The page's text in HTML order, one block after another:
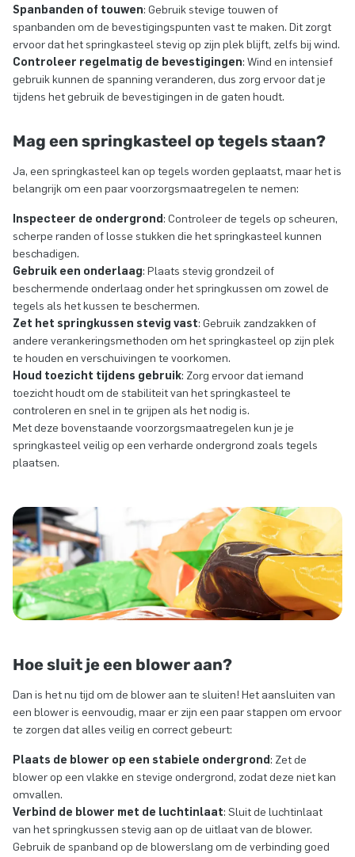
Spanbanden of touwen: Gebruik stevige touwen of
spanbanden om de bevestigingspunten vast te maken. Dit zorgt
ervoor dat het springkasteel stevig op zijn plek blijft, zelfs bij wind.
Controleer regelmatig de bevestigingen: Wind en intensief
gebruik kunnen de spanning veranderen, dus zorg ervoor dat je
tijdens het gebruik de bevestigingen in de gaten houdt.
Mag een springkasteel op tegels staan?
Ja, een springkasteel kan op tegels worden geplaatst, maar het is
belangrijk om een paar voorzorgsmaatregelen te nemen:
Inspecteer de ondergrond: Controleer de tegels op scheuren,
scherpe randen of losse stukken die het springkasteel kunnen
beschadigen.
Gebruik een onderlaag: Plaats stevig grondzeil of
beschermende onderlaag onder het springkussen om zowel de
tegels als het kussen te beschermen.
Zet het springkussen stevig vast: Gebruik zandzakken of
andere verankeringsmethoden om het springkasteel op zijn plek
te houden en verschuivingen te voorkomen.
Houd toezicht tijdens gebruik: Zorg ervoor dat iemand
toezicht houdt om de stabiliteit van het springkasteel te
controleren en snel in te grijpen als het nodig is.
Met deze bovenstaande voorzorgsmaatregelen kun je je
springkasteel veilig op een verharde ondergrond zoals tegels
plaatsen.
Hoe sluit je een blower aan?
Dan is het nu tijd om de blower aan te sluiten! Het aansluiten van
een blower is eenvoudig, maar er zijn een paar stappen om ervoor
te zorgen dat alles veilig en correct gebeurt:
Plaats de blower op een stabiele ondergrond: Zet de
blower op een vlakke en stevige ondergrond, zodat deze niet kan
omvallen.
Verbind de blower met de luchtinlaat: Sluit de luchtinlaat
van het springkussen stevig aan op de uitlaat van de blower.
Gebruik de spanband op de blowerslang om de verbinding goed